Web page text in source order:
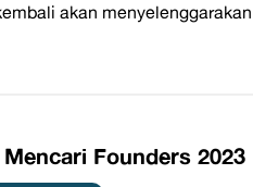
akan
Founders 2023